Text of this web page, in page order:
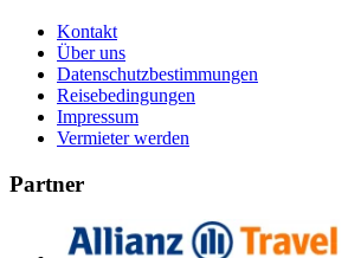
Kontakt
Über uns
Datenschutzbestimmungen
Reisebedingungen
Impressum
Vermieter werden
Partner